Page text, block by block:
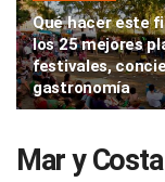
Qué hacer este
los 25 mejores
festivales,
gastronomía
Mar y Costa